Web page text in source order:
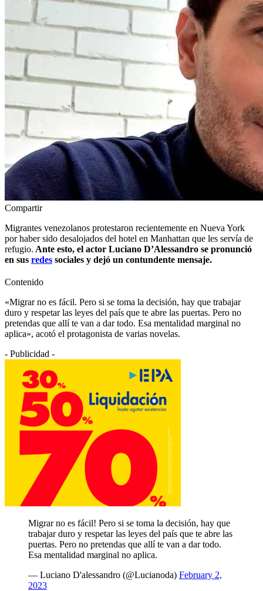
Compartir
Migrantes venezolanos protestaron recientemente en Nueva York
por haber sido desalojados del hotel en Manhattan que les servía de
refugio. Ante esto, el actor Luciano D’Alessandro se pronunció
en sus redes sociales y dejó un contundente mensaje.
Contenido
«Migrar no es fácil. Pero si se toma la decisión, hay que trabajar
duro y respetar las leyes del país que te abre las puertas. Pero no
pretendas que allí te van a dar todo. Esa mentalidad marginal no
aplica», acotó el protagonista de varias novelas.
- Publicidad -
Migrar no es fácil! Pero si se toma la decisión, hay que
trabajar duro y respetar las leyes del país que te abre las
puertas. Pero no pretendas que allí te van a dar todo.
Esa mentalidad marginal no aplica.
— Luciano D'alessandro (@Lucianoda) February 2,
2023